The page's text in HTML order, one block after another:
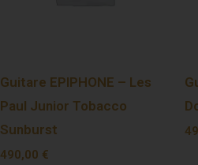
Guitare EPIPHONE – Les
Paul Junior Tobacco
Sunburst
490,00 €